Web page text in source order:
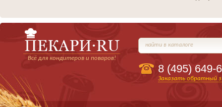
Всё для кондитеров и поваров!
найти в каталоге
8 (495) 649-
Заказать обратный